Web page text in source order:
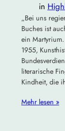
in
„Bei uns
Buches ist
ein
1955,
literarische
Kindheit, die
Mehr lesen »